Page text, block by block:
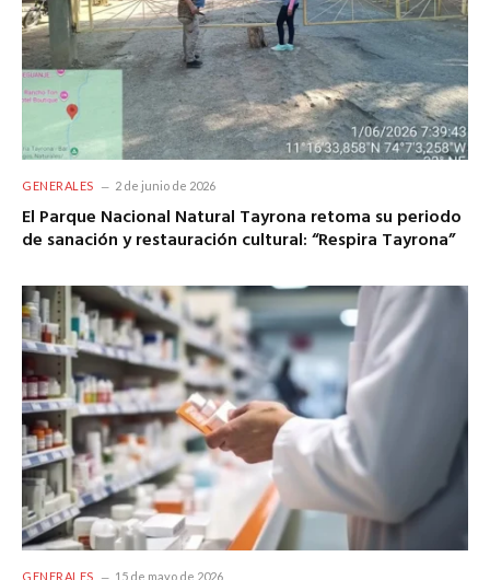
GENERALES 2 de junio de 2026
El Parque Nacional Natural Tayrona retoma su periodo
de sanación y restauración cultural: “Respira Tayrona”
GENERALES 15 de mayo de 2026